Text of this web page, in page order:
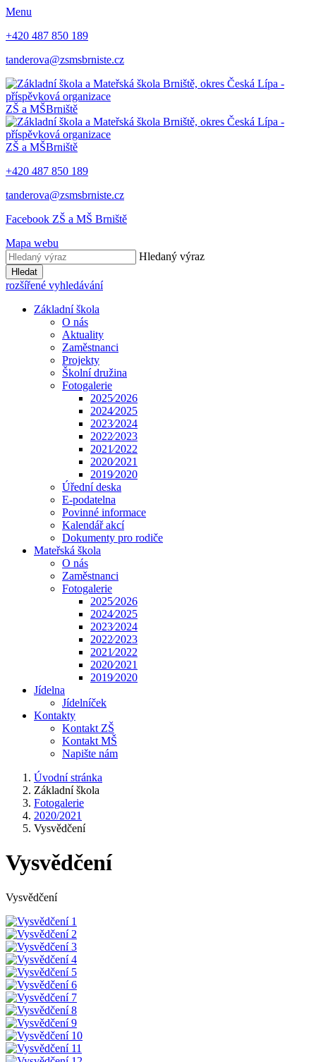
Menu
+420 487 850 189
tanderova@zsmsbrniste.cz
ZŠ a MŠBrniště
ZŠ a MŠBrniště
+420 487 850 189
tanderova@zsmsbrniste.cz
Facebook ZŠ a MŠ Brniště
Mapa webu
Hledaný výraz
Hledat
rozšířené vyhledávání
Základní škola
O nás
Aktuality
Zaměstnanci
Projekty
Školní družina
Fotogalerie
2025⁄2026
2024⁄2025
2023⁄2024
2022⁄2023
2021⁄2022
2020⁄2021
2019⁄2020
Úřední deska
E-podatelna
Povinné informace
Kalendář akcí
Dokumenty pro rodiče
Mateřská škola
O nás
Zaměstnanci
Fotogalerie
2025⁄2026
2024⁄2025
2023⁄2024
2022⁄2023
2021⁄2022
2020⁄2021
2019⁄2020
Jídelna
Jídelníček
Kontakty
Kontakt ZŠ
Kontakt MŠ
Napište nám
Úvodní stránka
Základní škola
Fotogalerie
2020/2021
Vysvědčení
Vysvědčení
Vysvědčení